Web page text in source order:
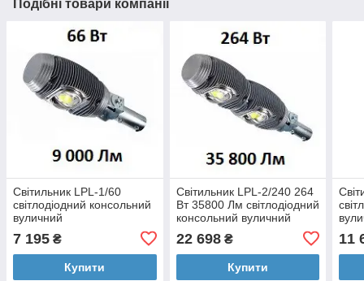
Подібні товари компанії
Світильник LPL-1/60
світлодіодний консольний
вуличний
7 195 ₴
Купити
Світильник LPL-2/240 264
Вт 35800 Лм світлодіодний
консольний вуличний
22 698₴
Купити
11